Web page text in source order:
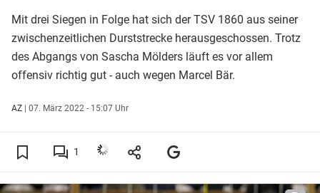
Mit drei Siegen in Folge hat sich der TSV 1860 aus seiner
zwischenzeitlichen Durststrecke herausgeschossen. Trotz
des Abgangs von Sascha Mölders läuft es vor allem
offensiv richtig gut - auch wegen Marcel Bär.
AZ | 07. März 2022 - 15:07 Uhr
1